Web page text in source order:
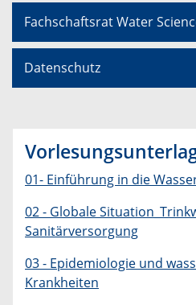
Fachschaftsrat Water
Datenschutz
01- Einführung in die
02 - Globale
Sanitärversorgung
03 - Epidemiologie und
Krankheiten